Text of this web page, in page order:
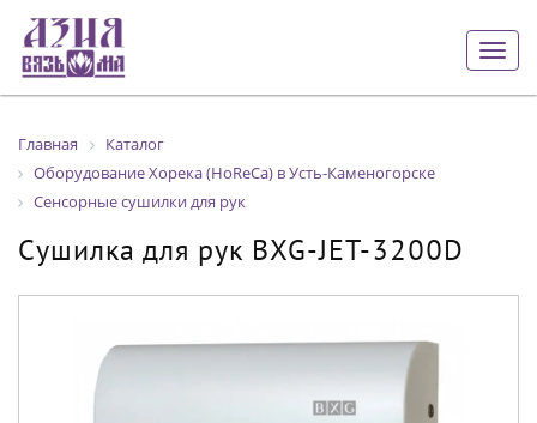
Главная
Каталог
Оборудование Хорека (HoReCa) в Усть-Каменогорске
Сенсорные сушилки для рук
Сушилка для рук BXG-JET-3200D